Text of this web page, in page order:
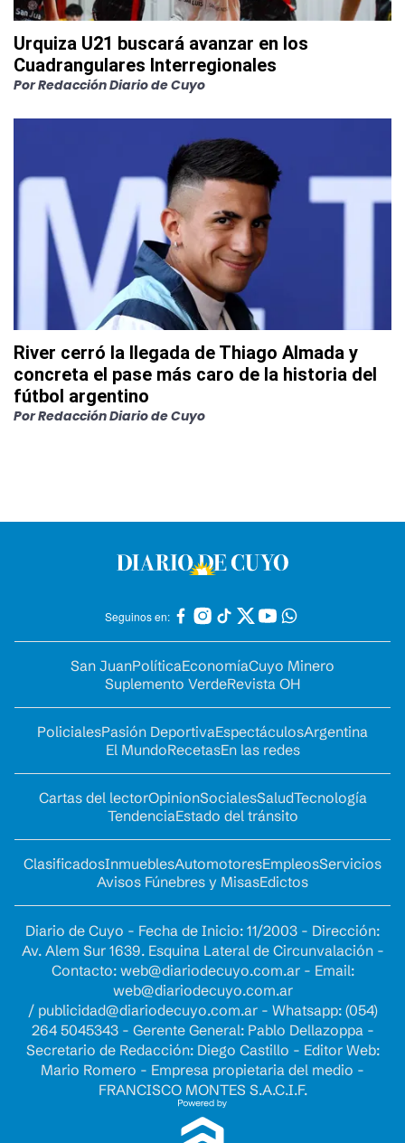
Urquiza U21 buscará avanzar en los
Cuadrangulares Interregionales
PorRedacción Diario de Cuyo
River cerró la llegada de Thiago Almada y
concreta el pase más caro de la historia del
fútbol argentino
PorRedacción Diario de Cuyo
Seguinos en:
San JuanPolíticaEconomíaCuyo Minero
Suplemento VerdeRevista OH
PolicialesPasión DeportivaEspectáculosArgentina
El MundoRecetasEn las redes
Cartas del lectorOpinionSocialesSaludTecnología
TendenciaEstado del tránsito
ClasificadosInmueblesAutomotoresEmpleosServicios
Avisos Fúnebres y MisasEdictos
Diario de Cuyo - Fecha de Inicio: 11/2003 - Dirección:
Av. Alem Sur 1639. Esquina Lateral de Circunvalación -
Contacto: web@diariodecuyo.com.ar- Email:
web@diariodecuyo.com.ar
/ publicidad@diariodecuyo.com.ar- Whatsapp: (054)
264 5045343 - Gerente General: Pablo Dellazoppa -
Secretario de Redacción: Diego Castillo - Editor Web:
Mario Romero - Empresa propietaria del medio -
FRANCISCO MONTES S.A.C.I.F.